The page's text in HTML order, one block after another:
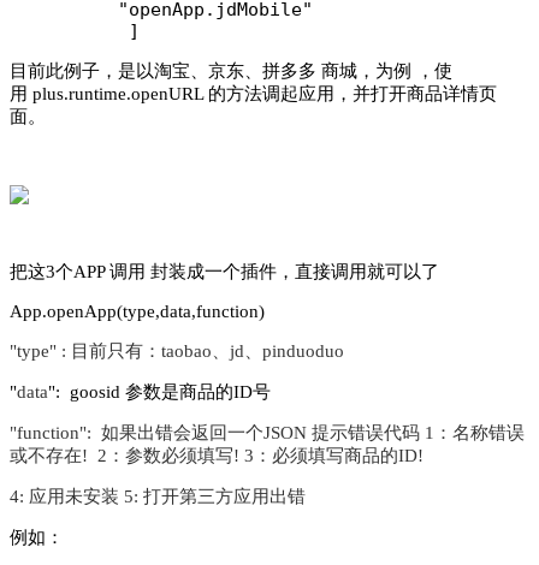
]
目前此例子，是以淘宝、京东、拼多多 商城，为例 ，使
用 plus.runtime.openURL 的方法调起应用，并打开商品详情页
面。
把这3个APP 调用 封装成一个插件，直接调用就可以了
App.openApp(type,data,function)
"type" : 目前只有：taobao、jd、pinduoduo
"data": goosid 参数是商品的ID号
"function": 如果出错会返回一个JSON 提示错误代码 1：名称错误
或不存在! 2：参数必须填写! 3：必须填写商品的ID!
4: 应用未安装 5: 打开第三方应用出错
例如：